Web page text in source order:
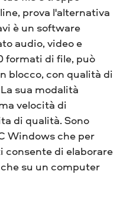
prova l'alternativa
è un software
audio, video e
formati di file, può
blocco, con qualità di
sua modalità
velocità di
di qualità. Sono
Windows che per
consente di elaborare
su un computer